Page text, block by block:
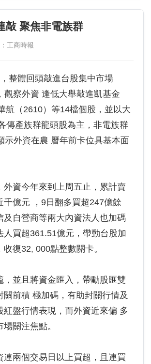
敲 聚焦非電族群
工商時報
整體回頭敲進台股集中市場
觀察外資 逢低大舉敲進凱基金
航（2610）等14檔個股，並以大
傳產族群龍頭股為主，非電族群
示外資在農 曆年前卡位具基本面
外資今年來到上周五止，累計賣
千億元 ，9日翻多買超247億餘
及自營商等兩大內資法人也加碼
人買超361.51億元，帶動台股加
復32, 000點整數關卡。
，並且將資金匯入，帶動股匯雙
關前積 極加碼，有助封關行情及
紅盤行情表現，而外資近來偏 多
關注焦點。
連兩個交易日以上買超，且連買